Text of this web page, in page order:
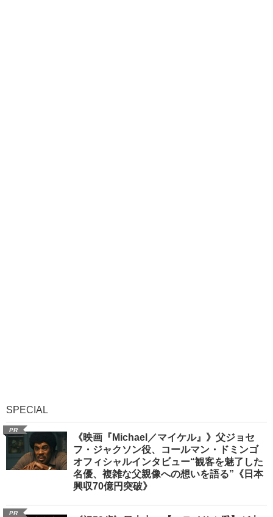
SPECIAL
PR
《映画『Michael／マイケル』》父ジョセ
フ・ジャクソン役、コールマン・ドミンゴ
オフィシャルインタビュー“観客を魅了した
名優、複雑な父親像への想いを語る”《日本
興収70億円突破》
PR